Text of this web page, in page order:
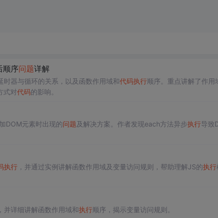
顺序问题详解
时器与循环的关系，以及函数作用域和代码执行顺序。重点讲解了作用
式对代码的影响。
DOM元素时出现的问题及解决方案。作者发现each方法异步执行导致
执行，并通过实例讲解函数作用域及变量访问规则，帮助理解JS的执行
并详细讲解函数作用域和执行顺序，揭示变量访问规则。